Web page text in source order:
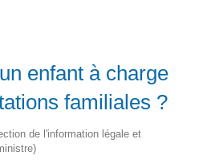
enfant à charge
familiales ?
de l'information légale et